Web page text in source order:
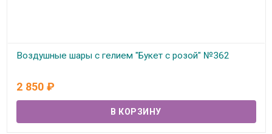
Воздушные шары с гелием "Букет с розой" №362
2 850 ₽